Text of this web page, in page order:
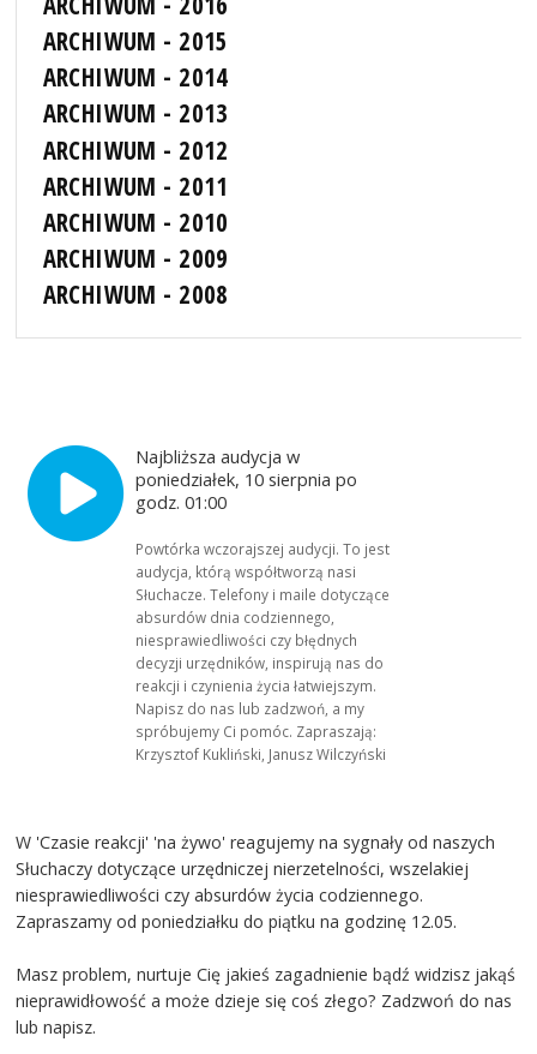
ARCHIWUM - 2015
ARCHIWUM - 2014
ARCHIWUM - 2013
ARCHIWUM - 2012
ARCHIWUM - 2011
ARCHIWUM - 2010
ARCHIWUM - 2009
ARCHIWUM - 2008
Najbliższa audycja w
poniedziałek, 10 sierpnia po
godz. 01:00
Powtórka wczorajszej audycji. To jest
audycja, którą współtworzą nasi
Słuchacze. Telefony i maile dotyczące
absurdów dnia codziennego,
niesprawiedliwości czy błędnych
decyzji urzędników, inspirują nas do
reakcji i czynienia życia łatwiejszym.
Napisz do nas lub zadzwoń, a my
spróbujemy Ci pomóc. Zapraszają:
Krzysztof Kukliński, Janusz Wilczyński
W 'Czasie reakcji' 'na żywo' reagujemy na sygnały od naszych
Słuchaczy dotyczące urzędniczej nierzetelności, wszelakiej
niesprawiedliwości czy absurdów życia codziennego.
Zapraszamy od poniedziałku do piątku na godzinę 12.05.
Masz problem, nurtuje Cię jakieś zagadnienie bądź widzisz jakąś
nieprawidłowość a może dzieje się coś złego? Zadzwoń do nas
lub napisz.